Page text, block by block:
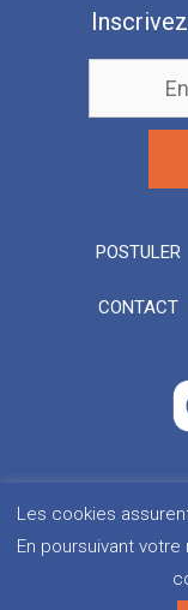
POSTULER
CONTACT
Droits
Les cookies
En poursuivant